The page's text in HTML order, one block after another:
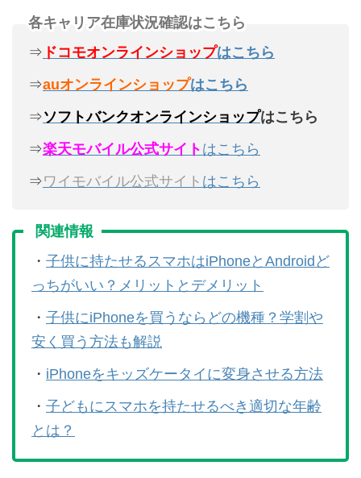
各キャリア在庫状況確認はこちら
⇒ ドコモオンラインショップはこちら
⇒auオンラインショップはこちら
⇒ソフトバンクオンラインショップはこちら
⇒楽天モバイル公式サイト はこちら
⇒ワイモバイル公式サイト はこちら
関連情報
・ 子供に持たせるスマホはiPhoneとAndroidど
っちがいい？メリットとデメリット
・ 子供にiPhoneを買うならどの機種？学割や
安く買う方法も解説
・ iPhoneをキッズケータイに変身させる方法
・ 子どもにスマホを持たせるべき適切な年齢
とは？